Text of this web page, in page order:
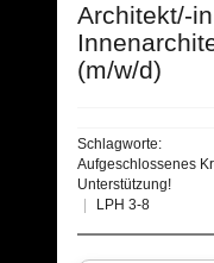
Architekt/-
(m/w/d)
Schlagworte:
Aufgeschlossenes
Unterstützung!
LPH 3-8